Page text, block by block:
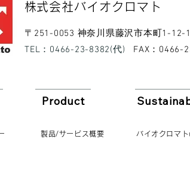
​株式会社バイオクロマト​
〒251-0053 神奈川県藤沢市本町1-12-
​TEL：0466-23-8382(代)
​FAX：0466-
Product
製品/サービス概要 バイオクロマ